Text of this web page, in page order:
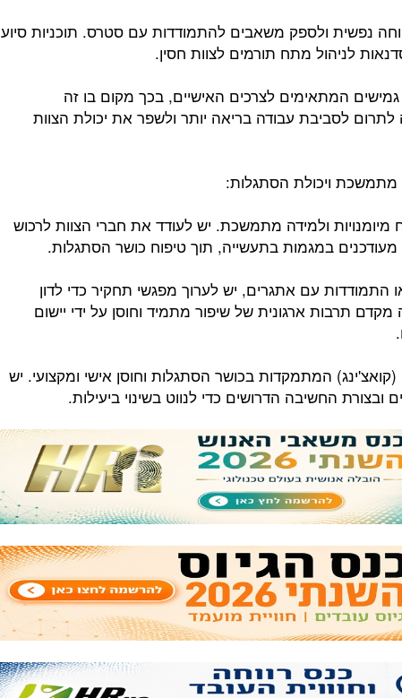
נפשית ולספק משאבים להתמודדות עם סטרס. תוכניות סיוע
לניהול מתח תורמים לצוות חסין.
גמישים המתאימים לצרכים האישיים, בכך מקום בו זה
לסביבת עבודה בריאה יותר ולשפר את יכולת הצוות
מיומנויות ולמידה מתמשכת. יש לעודד את חברי הצוות לרכוש
מעודכנים במגמות בתעשייה, תוך טיפוח כושר הסתגלות.
עם אתגרים, יש לערוך מפגשי תחקיר כדי לדון
תרבות ארגונית של שיפור מתמיד וחוסן על ידי יישום
(קואצ'ינג) המתמקדות בכושר הסתגלות וחוסן אישי ומקצועי. יש
ובצורת החשיבה הדרושים כדי לנווט בשינוי ביעילות.